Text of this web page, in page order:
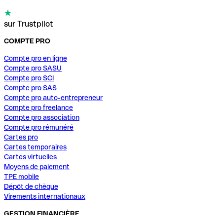
sur Trustpilot
COMPTE PRO
Compte pro en ligne
Compte pro SASU
Compte pro SCI
Compte pro SAS
Compte pro auto-entrepreneur
Compte pro freelance
Compte pro association
Compte pro rémunéré
Cartes pro
Cartes temporaires
Cartes virtuelles
Moyens de paiement
TPE mobile
Dépôt de chèque
Virements internationaux